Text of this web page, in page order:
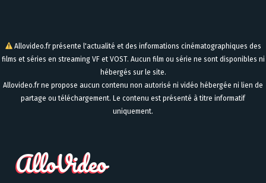
Allovideo.fr présente l'actualité et des informations cinématographiques des
films et séries en streaming VF et VOST. Aucun film ou série ne sont disponibles ni
hébergés sur le site.
Allovideo.fr ne propose aucun contenu non autorisé ni vidéo hébergée ni lien de
partage ou téléchargement. Le contenu est présenté à titre informatif
uniquement.